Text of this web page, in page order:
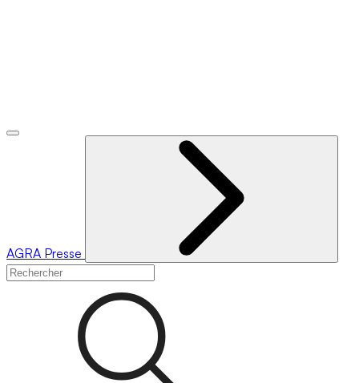
AGRA Presse